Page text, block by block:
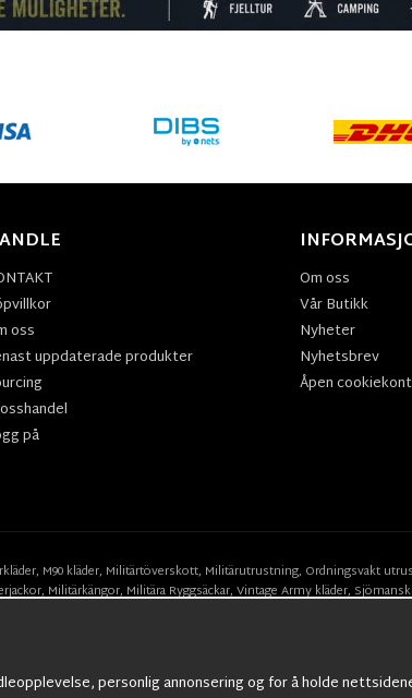
oss
uppdaterade produkter
på
Om oss
Vår Butikk
Nyheter
Nyhetsbrev
Åpen
, M90 kläder, Militärtöverskott, Militärutrustning, Ordningsvakt
Militärkängor,Militära Ryggsäckar,Vintage Army kläder,
personlig annonsering og for å holde